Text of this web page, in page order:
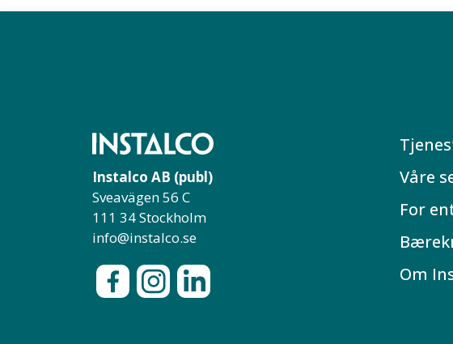
Instalco AB (publ)
Sveavägen 56 C
111 34 Stockholm
info@instalco.se
Våre
For
Om